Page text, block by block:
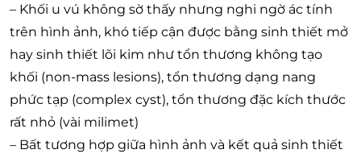
– Khối u vú không sờ thấy nhưng nghi ngờ ác tính
trên hình ảnh, khó tiếp cận được bằng sinh thiết mở
hay sinh thiết lõi kim như tổn thương không tạo
khối (non-mass lesions), tổn thương dạng nang
phức tạp (complex cyst), tổn thương đặc kích thước
rất nhỏ (vài milimet)
– Bất tương hợp giữa hình ảnh và kết quả sinh thiết